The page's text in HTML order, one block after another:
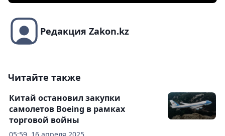
Редакция Zakon.kz
Читайте также
Китай остановил закупки
самолетов Boeing в рамках
торговой войны